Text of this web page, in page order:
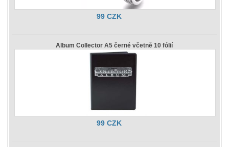
99 CZK
Album Collector A5 černé včetně 10 fólií
99 CZK